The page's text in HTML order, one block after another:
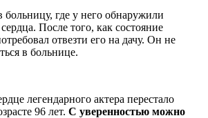
больницу, где у него обнаружили
После того, как состояние
отвезти его на дачу. Он не
в больнице.
легендарного актера перестало
96 лет. С уверенностью можно